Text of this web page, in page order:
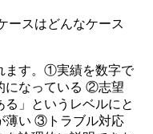
ースはどんなケース
ます。①実績を数字で
になっている ②志望
」というレベルにと
薄い ③トラブル対応